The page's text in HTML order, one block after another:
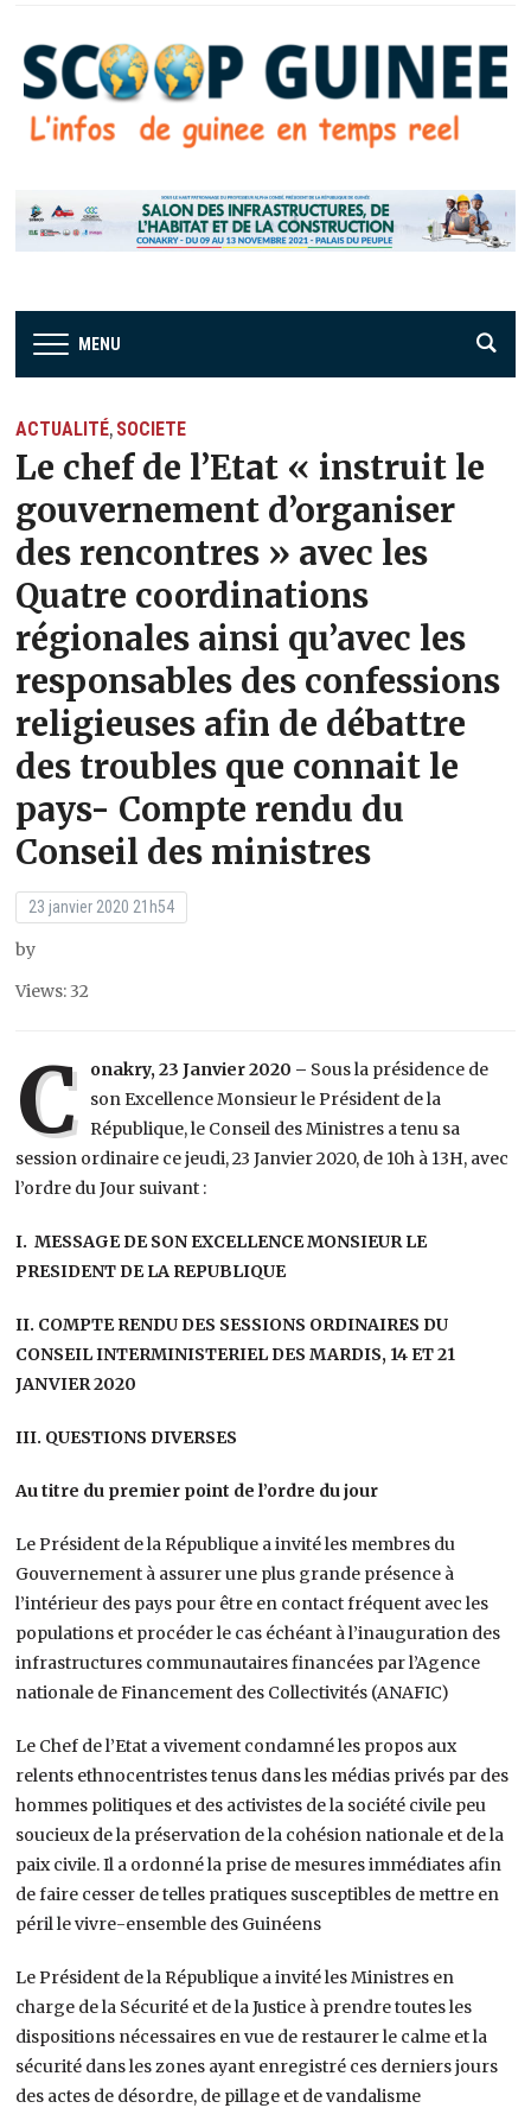
MENU
ACTUALITÉ, SOCIETE
Le chef de l’Etat « instruit le
gouvernement d’organiser
des rencontres » avec les
Quatre coordinations
régionales ainsi qu’avec les
responsables des confessions
religieuses afin de débattre
des troubles que connait le
pays- Compte rendu du
Conseil des ministres
23 janvier 2020 21h54
by
Views: 32
C onakry, 23 Janvier 2020 – Sous la présidence de
son Excellence Monsieur le Président de la
République, le Conseil des Ministres a tenu sa
session ordinaire ce jeudi, 23 Janvier 2020, de 10h à 13H, avec
l’ordre du Jour suivant :
I. MESSAGE DE SON EXCELLENCE MONSIEUR LE
PRESIDENT DE LA REPUBLIQUE
II. COMPTE RENDU DES SESSIONS ORDINAIRES DU
CONSEIL INTERMINISTERIEL DES MARDIS, 14 ET 21
JANVIER 2020
III. QUESTIONS DIVERSES
Au titre du premier point de l’ordre du jour
Le Président de la République a invité les membres du
Gouvernement à assurer une plus grande présence à
l’intérieur des pays pour être en contact fréquent avec les
populations et procéder le cas échéant à l’inauguration des
infrastructures communautaires financées par l’Agence
nationale de Financement des Collectivités (ANAFIC)
Le Chef de l’Etat a vivement condamné les propos aux
relents ethnocentristes tenus dans les médias privés par des
hommes politiques et des activistes de la société civile peu
soucieux de la préservation de la cohésion nationale et de la
paix civile. Il a ordonné la prise de mesures immédiates afin
de faire cesser de telles pratiques susceptibles de mettre en
péril le vivre-ensemble des Guinéens
Le Président de la République a invité les Ministres en
charge de la Sécurité et de la Justice à prendre toutes les
dispositions nécessaires en vue de restaurer le calme et la
sécurité dans les zones ayant enregistré ces derniers jours
des actes de désordre, de pillage et de vandalisme